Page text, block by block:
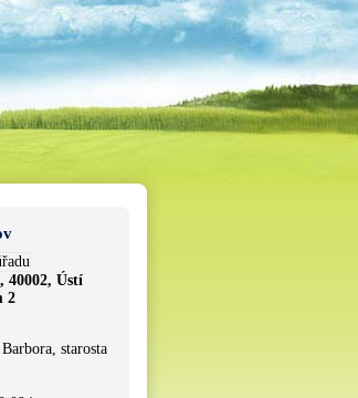
40002, Ústí
2
starosta